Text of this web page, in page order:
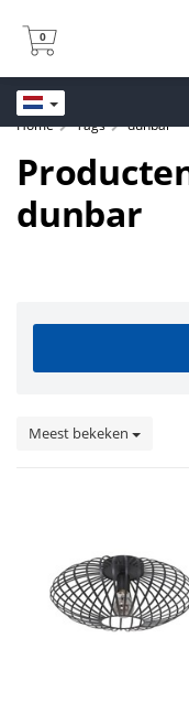
0
0
Home Tags dunbar
dunbar
Meest bekeken